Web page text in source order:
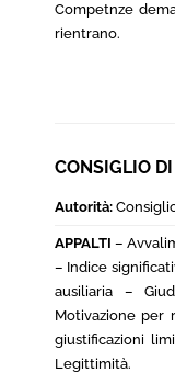
Competnze
rientrano.
CONSIGLIO
Autorità:
APPALTI –
– Indice
ausiliaria –
Motivazione per
giustificazioni
Legittimità.